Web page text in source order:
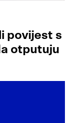
povijest s
otputuju